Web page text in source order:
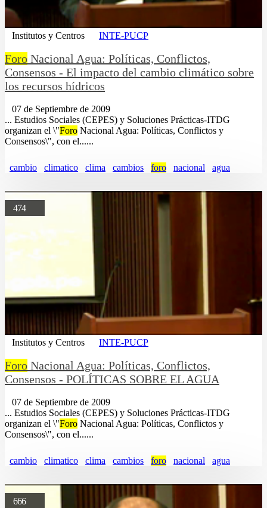
Institutos y Centros INTE-PUCP
Foro Nacional Agua: Políticas, Conflictos,
Consensos - El impacto del cambio climático sobre
los recursos hídricos
07 de Septiembre de 2009
... Estudios Sociales (CEPES) y Soluciones Prácticas-ITDG
organizan el \"Foro Nacional Agua: Políticas, Conflictos y
Consensos\", con el......
cambio climatico clima cambios foro nacional agua
474
Institutos y Centros INTE-PUCP
Foro Nacional Agua: Políticas, Conflictos,
Consensos - POLÍTICAS SOBRE EL AGUA
07 de Septiembre de 2009
... Estudios Sociales (CEPES) y Soluciones Prácticas-ITDG
organizan el \"Foro Nacional Agua: Políticas, Conflictos y
Consensos\", con el......
cambio climatico clima cambios foro nacional agua
666